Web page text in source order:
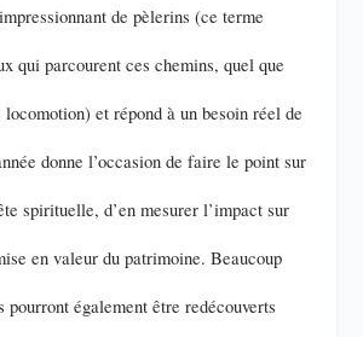
de pèlerins (ce terme
qui parcourent ces chemins, quel que
locomotion) et répond à un besoin réel de
donne l’occasion de faire le point sur
spirituelle, d’en mesurer l’impact sur
en valeur du patrimoine. Beaucoup
pourront également être redécouverts